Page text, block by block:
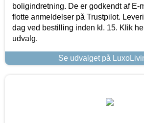
boligindretning. De er godkendt af E-
flotte anmeldelser på Trustpilot.
dag ved bestilling inden kl. 15. Klik
udvalg.
Se udvalget på